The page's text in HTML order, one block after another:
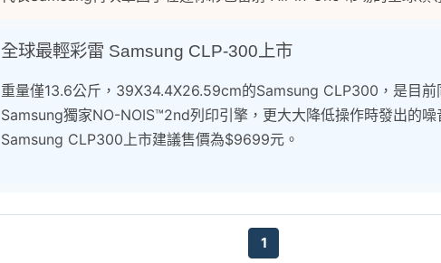
全球最輕彩雷 Samsung CLP-300上市
重量僅13.6公斤，39X34.4X26.59cm的Samsung CLP300，是目
Samsung獨家NO-NOIS™2nd列印引擎，更大大降低操作時發出的噪
Samsung CLP300上市建議售價為$9699元。
1